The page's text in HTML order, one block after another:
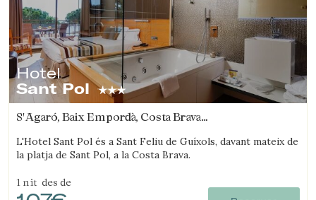
Hotel
Sant Pol
S'Agaró, Baix Empordà, Costa Brava
L'Hotel Sant Pol és a Sant Feliu de Guíxols, davant mateix de
la platja de Sant Pol, a la Costa Brava.
1 nit des de